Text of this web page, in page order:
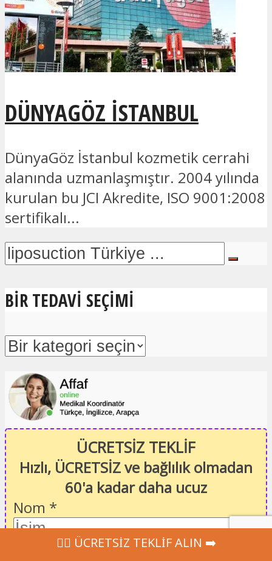
DÜNYAGÖZ İSTANBUL
DünyaGöz İstanbul kozmetik cerrahi
alanında uzmanlaşmıştır. 2004 yılında
kurulan bu JCI Akredite, ISO 9001:2008
sertifikalı...
BIR TEDAVI SEÇIMI
ÜCRETSİZ TEKLİF
Hızlı, ÜCRETSİZ ve bağlılık olmadan
60'a kadar daha ucuz
Nom *
Ad
‍👩‍⚕ ÜCRETSİZ TEKLİF ALIN ➡️